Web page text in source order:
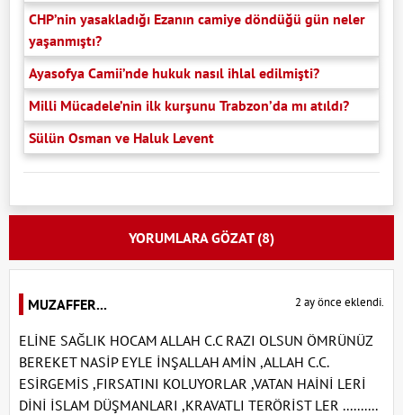
CHP’nin yasakladığı Ezanın camiye döndüğü gün neler
yaşanmıştı?
Ayasofya Camii’nde hukuk nasıl ihlal edilmişti?
Milli Mücadele’nin ilk kurşunu Trabzon’da mı atıldı?
Sülün Osman ve Haluk Levent
YORUMLARA GÖZAT (8)
MUZAFFER... 2 ay önce eklendi.
ELİNE SAĞLIK HOCAM ALLAH C.C RAZI OLSUN ÖMRÜNÜZ
BEREKET NASİP EYLE İNŞALLAH AMİN ,ALLAH C.C.
ESİRGEMİS ,FIRSATINI KOLUYORLAR ,VATAN HAİNİ LERİ
DİNİ İSLAM DÜŞMANLARI ,KRAVATLI TERÖRİST LER ..........